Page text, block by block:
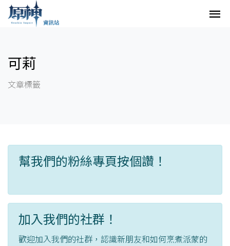
可莉
文章標籤
幫我們的粉絲專頁按個讚！
加入我們的社群！
歡迎加入我們的社群，認識新朋友和如何烹煮派蒙的